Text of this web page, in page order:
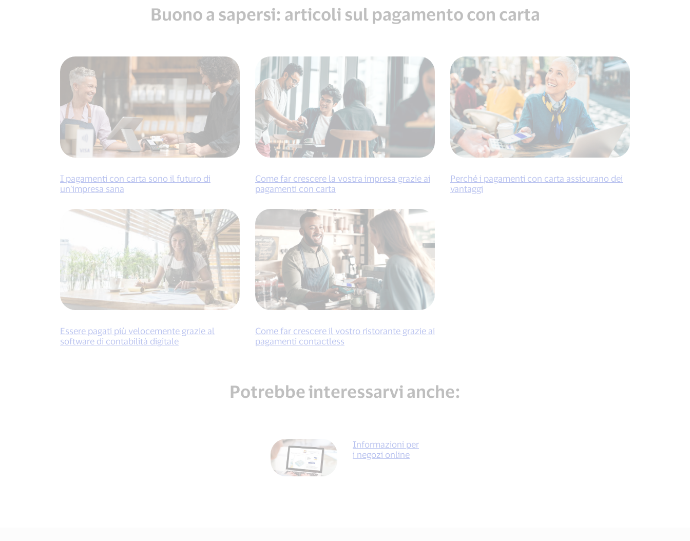
Buono a sapersi: articoli sul pagamento con carta
I pagamenti con carta sono il futuro di
un’impresa sana
Essere pagati più velocemente grazie al
software di contabilità digitale
Come far crescere la vostra impresa grazie ai
pagamenti con carta
Come far crescere il vostro ristorante grazie ai
pagamenti contactless
Perché i pagamenti con carta assicurano dei
vantaggi
Potrebbe interessarvi anche:
Informazioni per
i negozi online